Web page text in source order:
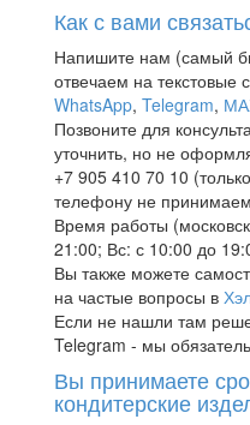
Как с вами
Напишите нам (самый
отвечаем на
WhatsApp, Telegram,
Позвоните для
уточнить, но не
+7 905 410 70 10
телефону не
Время работы
21:00; Вс: с 10:00 до
Вы также можете
на частые вопросы в
Если не нашли там
Telegram - мы
Вы принимаете
кондитерские